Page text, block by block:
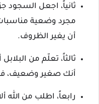
ثانياً، اجعل السجود
مجرد وضعية
أن يغير الظروف.
ثالثاً، تعلّم من
أنك صغير وضعيف،
رابعاً، اطلب من الله